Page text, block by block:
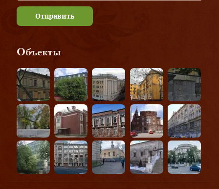
Отправить
Объекты